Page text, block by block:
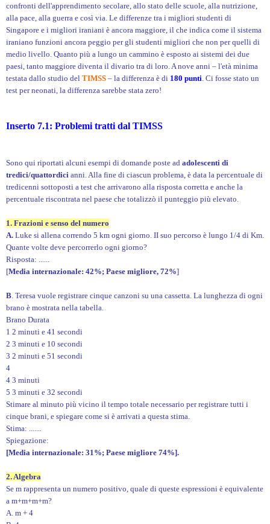
confronti dell'apprendimento secolare, allo stato delle scuole, alla nutrizione,
alla pace, alla guerra e così via. Le differenze tra i migliori studenti di
Singapore e i migliori iraniani è ancora maggiore, il che indica come il sistema
iraniano funzioni ancora peggio per gli studenti migliori che non per quelli di
medio livello. Quanto più a lungo un cammino è esposto ai sistemi dei due
paesi, tanto maggiore diventa il divario tra di loro. A nove anni – l'età minima
testata dallo studio del TIMSS – la differenza è di 180 punti . Ci fosse stato un
test per neonati, la differenza sarebbe stata zero!
Inserto 7.1: Problemi tratti dal TIMSS
Sono qui riportati alcuni esempi di domande poste ad adolescenti di
tredici/quattordici anni. Alla fine di ciascun problema, è data la percentuale di
tredicenni sottoposti a test che arrivarono alla risposta corretta e anche la
percentuale riscontrata nel paese che totalizzò il punteggio più elevato.
1. Frazioni e senso del numero
A. Luke si allena correndo 5 km ogni giorno. II suo percorso è lungo 1/4 di Km.
Quante volte deve percorrerlo ogni giorno?
Risposta: ......
[Media internazionale: 42%; Paese migliore, 72%]
B . Teresa vuole registrare cinque canzoni su una cassetta. La lunghezza di ogni
brano è mostrata nella tabella.
Brano Durata
1 2 minuti e 41 secondi
2 3 minuti e 10 secondi
3 2 minuti e 51 secondi
4
4 3 minuti
5 3 minuti e 32 secondi
Stimare al minuto più vicino il tempo totale necessario per registrare tutti i
cinque brani, e spiegare come si è arrivati a questa stima.
Stima: .......
Spiegazione:
[Media internazionale: 31%; Paese migliore 74%].
2. Algebra
Se m rappresenta un numero positivo, quale di queste espressioni è equivalente
a m+m+m+m?
A. m + 4